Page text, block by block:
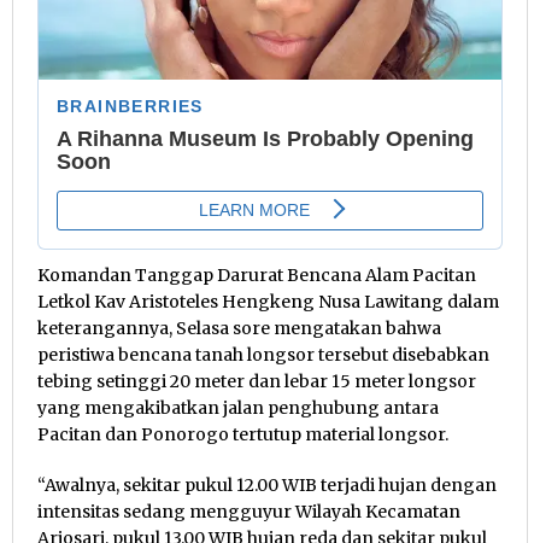
Komandan Tanggap Darurat Bencana Alam Pacitan
Letkol Kav Aristoteles Hengkeng Nusa Lawitang dalam
keterangannya, Selasa sore mengatakan bahwa
peristiwa bencana tanah longsor tersebut disebabkan
tebing setinggi 20 meter dan lebar 15 meter longsor
yang mengakibatkan jalan penghubung antara
Pacitan dan Ponorogo tertutup material longsor.
“Awalnya, sekitar pukul 12.00 WIB terjadi hujan dengan
intensitas sedang mengguyur Wilayah Kecamatan
Arjosari, pukul 13.00 WIB hujan reda dan sekitar pukul